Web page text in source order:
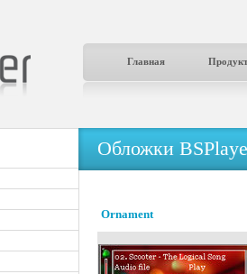
Главная
Обложки
Ornament